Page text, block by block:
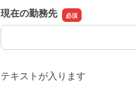
現在の勤務先
現在の勤務先
テキストが入ります